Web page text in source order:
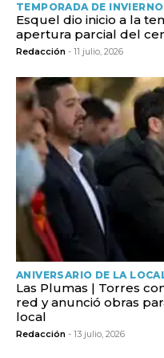
TEMPORADA DE INVIERNO
Esquel dio inicio a la
apertura parcial del
Redacción - 11 julio, 2026
ANIVERSARIO DE LA
Las Plumas | Torres
red y anunció obras
local
Redacción - 13 julio, 2026